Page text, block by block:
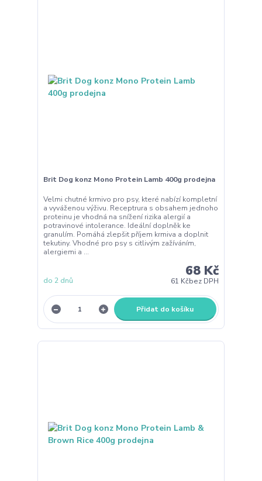
Brit Dog konz Mono Protein Lamb 400g prodejna
Velmi chutné krmivo pro psy, které nabízí kompletní
a vyváženou výživu. Receptrura s obsahem jednoho
proteinu je vhodná na snížení rizika alergií a
potravinové intolerance. Ideální doplněk ke
granulím. Pomáhá zlepšit příjem krmiva a doplnit
tekutiny. Vhodné pro psy s citlivým zažíváním,
alergiemi a ...
68 Kč
61 Kčbez DPH
do 2 dnů
Přidat do košíku